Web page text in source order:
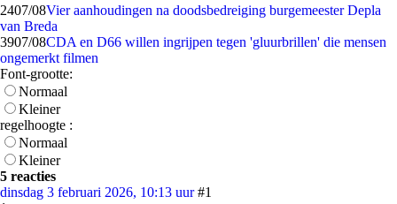
2407/08Vier aanhoudingen na doodsbedreiging burgemeester Depla
van Breda
3907/08CDA en D66 willen ingrijpen tegen 'gluurbrillen' die mensen
ongemerkt filmen
Font-grootte:
Normaal
Kleiner
regelhoogte :
Normaal
Kleiner
5 reacties
dinsdag 3 februari 2026, 10:13 uur #1